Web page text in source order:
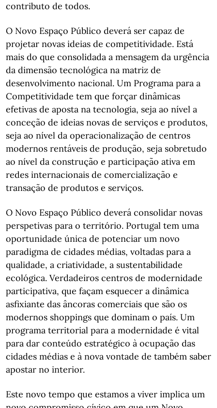
contributo de todos.
O Novo Espaço Público deverá ser capaz de
projetar novas ideias de competitividade. Está
mais do que consolidada a mensagem da urgência
da dimensão tecnológica na matriz de
desenvolvimento nacional. Um Programa para a
Competitividade tem que forçar dinâmicas
efetivas de aposta na tecnologia, seja ao nível a
conceção de ideias novas de serviços e produtos,
seja ao nível da operacionalização de centros
modernos rentáveis de produção, seja sobretudo
ao nível da construção e participação ativa em
redes internacionais de comercialização e
transação de produtos e serviços.
O Novo Espaço Público deverá consolidar novas
perspetivas para o território. Portugal tem uma
oportunidade única de potenciar um novo
paradigma de cidades médias, voltadas para a
qualidade, a criatividade, a sustentabilidade
ecológica. Verdadeiros centros de modernidade
participativa, que façam esquecer a dinâmica
asfixiante das âncoras comerciais que são os
modernos shoppings que dominam o país. Um
programa territorial para a modernidade é vital
para dar conteúdo estratégico à ocupação das
cidades médias e à nova vontade de também saber
apostar no interior.
Este novo tempo que estamos a viver implica um